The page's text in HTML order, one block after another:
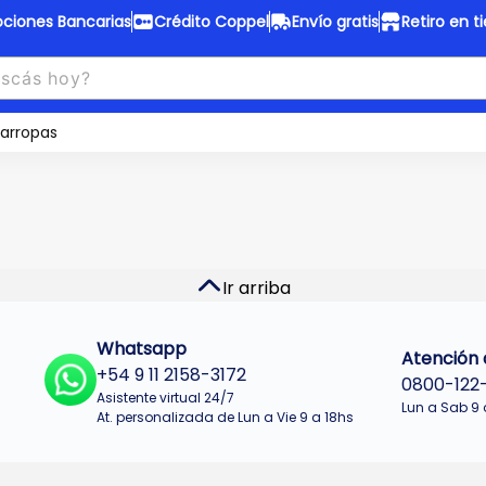
Bancarias Crédito Coppel Envío gratis Retiro en
Coppel
fijas en ropa y 12 en
Envío gratis
Ir arriba
Whatsapp
+54 9 11 2158-3172
Asistente virtual 24/7
At. personalizada de Lun a Vie 9 a 18hs
Atención
0800-
Lun a Sab 9